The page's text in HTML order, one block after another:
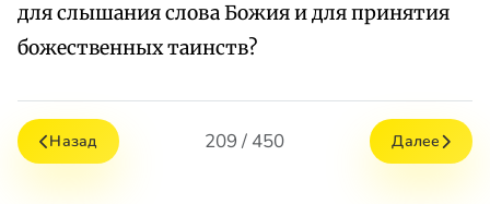
для слышания слова Божия и для принятия
божественных таинств?
Назад 209 / 450 Далее